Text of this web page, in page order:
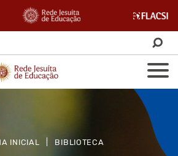
INICIAL BIBLIOTECA